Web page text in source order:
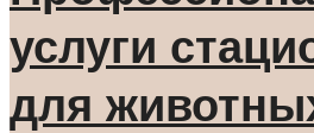
услуги
для